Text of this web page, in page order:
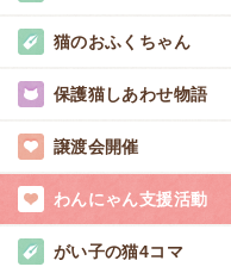
猫のおふくちゃん
保護猫しあわせ物語
譲渡会開催
わんにゃん支援活動
がい子の猫4コマ